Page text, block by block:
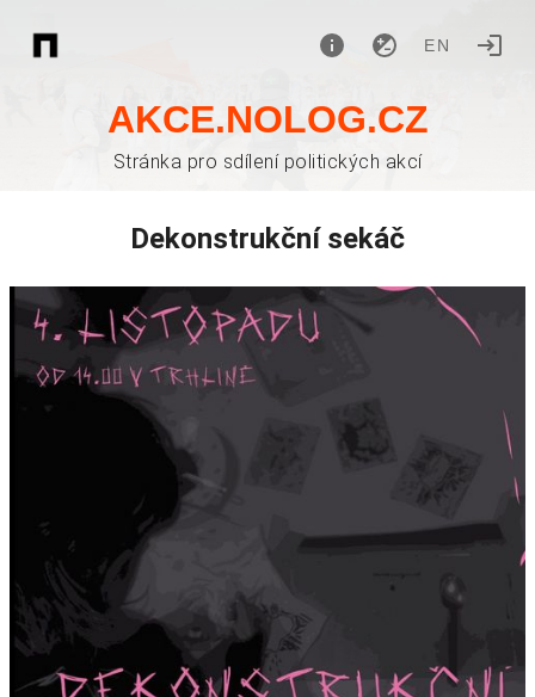
EN
AKCE.NOLOG.CZ
Stránka pro sdílení politických akcí
Dekonstrukční sekáč